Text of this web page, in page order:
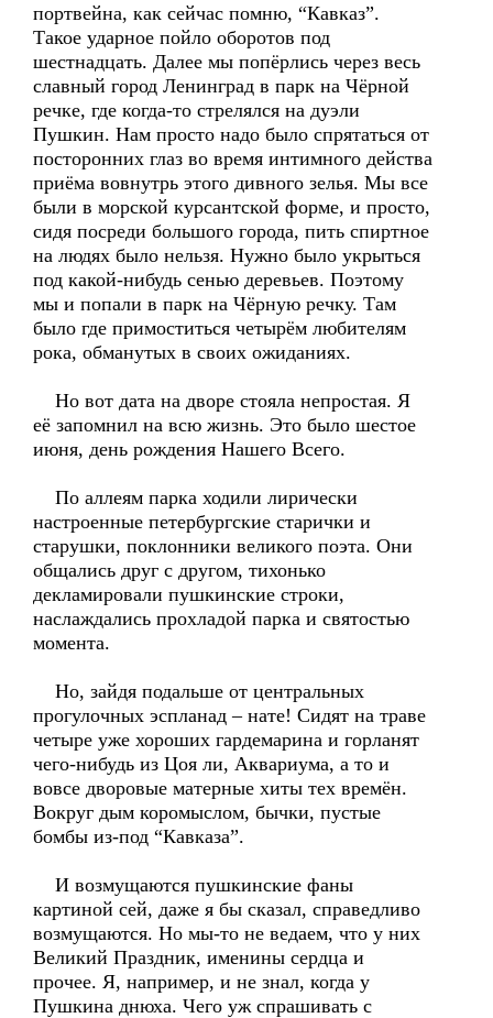
портвейна, как сейчас помню, “Кавказ”.
Такое ударное пойло оборотов под
шестнадцать. Далее мы попёрлись через весь
славный город Ленинград в парк на Чёрной
речке, где когда-то стрелялся на дуэли
Пушкин. Нам просто надо было спрятаться от
посторонних глаз во время интимного действа
приёма вовнутрь этого дивного зелья. Мы все
были в морской курсантской форме, и просто,
сидя посреди большого города, пить спиртное
на людях было нельзя. Нужно было укрыться
под какой-нибудь сенью деревьев. Поэтому
мы и попали в парк на Чёрную речку. Там
было где примоститься четырём любителям
рока, обманутых в своих ожиданиях.
Но вот дата на дворе стояла непростая. Я
её запомнил на всю жизнь. Это было шестое
июня, день рождения Нашего Всего.
По аллеям парка ходили лирически
настроенные петербургские старички и
старушки, поклонники великого поэта. Они
общались друг с другом, тихонько
декламировали пушкинские строки,
наслаждались прохладой парка и святостью
момента.
Но, зайдя подальше от центральных
прогулочных эспланад – нате! Сидят на траве
четыре уже хороших гардемарина и горланят
чего-нибудь из Цоя ли, Аквариума, а то и
вовсе дворовые матерные хиты тех времён.
Вокруг дым коромыслом, бычки, пустые
бомбы из-под “Кавказа”.
И возмущаются пушкинские фаны
картиной сей, даже я бы сказал, справедливо
возмущаются. Но мы-то не ведаем, что у них
Великий Праздник, именины сердца и
прочее. Я, например, и не знал, когда у
Пушкина днюха. Чего уж спрашивать с